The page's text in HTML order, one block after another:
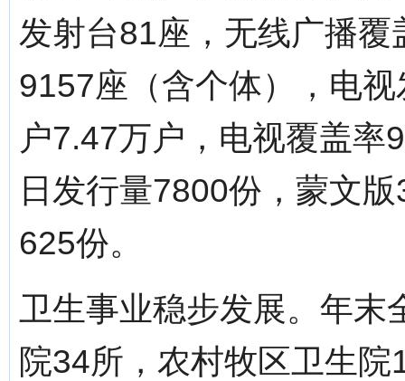
发射台81座，无线广播
9157座（含个体），电
户7.47万户，电视覆盖
日发行量7800份，蒙文
625份。
卫生事业稳步发展。年
院34所，农村牧区卫生